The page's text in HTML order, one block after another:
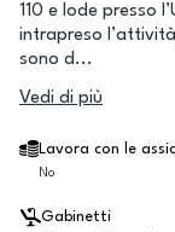
110 e lode presso
intrapreso
sono d...
Vedi di più
Lavora con le
No
Gabinetti